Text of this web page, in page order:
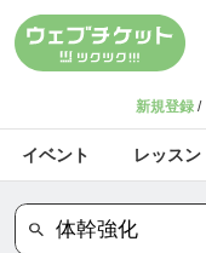
新規登録 /
イベント レッスン